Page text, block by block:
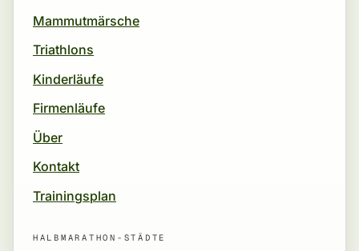
Mammutmärsche
Triathlons
Kinderläufe
Firmenläufe
Über
Kontakt
Trainingsplan
HALBMARATHON-STÄDTE